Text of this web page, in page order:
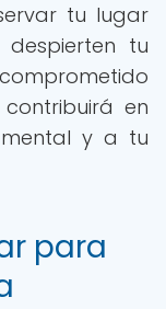
tu lugar
tu
en
y a tu
para